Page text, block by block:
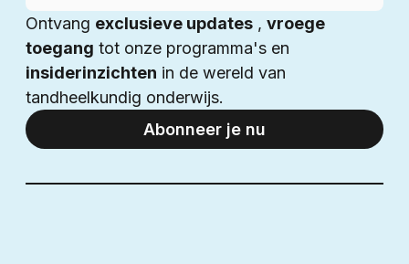
Ontvang exclusieve updates , vroege
toegang
insiderinzichten in de wereld van
tandheelkundig onderwijs.
Abonneer je nu